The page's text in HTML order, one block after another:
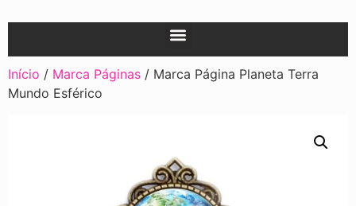
Início / Marca Páginas / Marca Página Planeta Terra
Mundo Esférico